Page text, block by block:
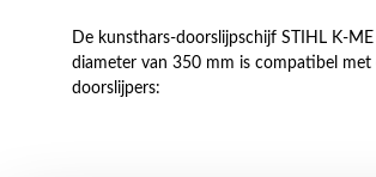
De kunsthars-doorslijpschijf STIHL K-
diameter van 350 mm is compatibel met
doorslijpers: